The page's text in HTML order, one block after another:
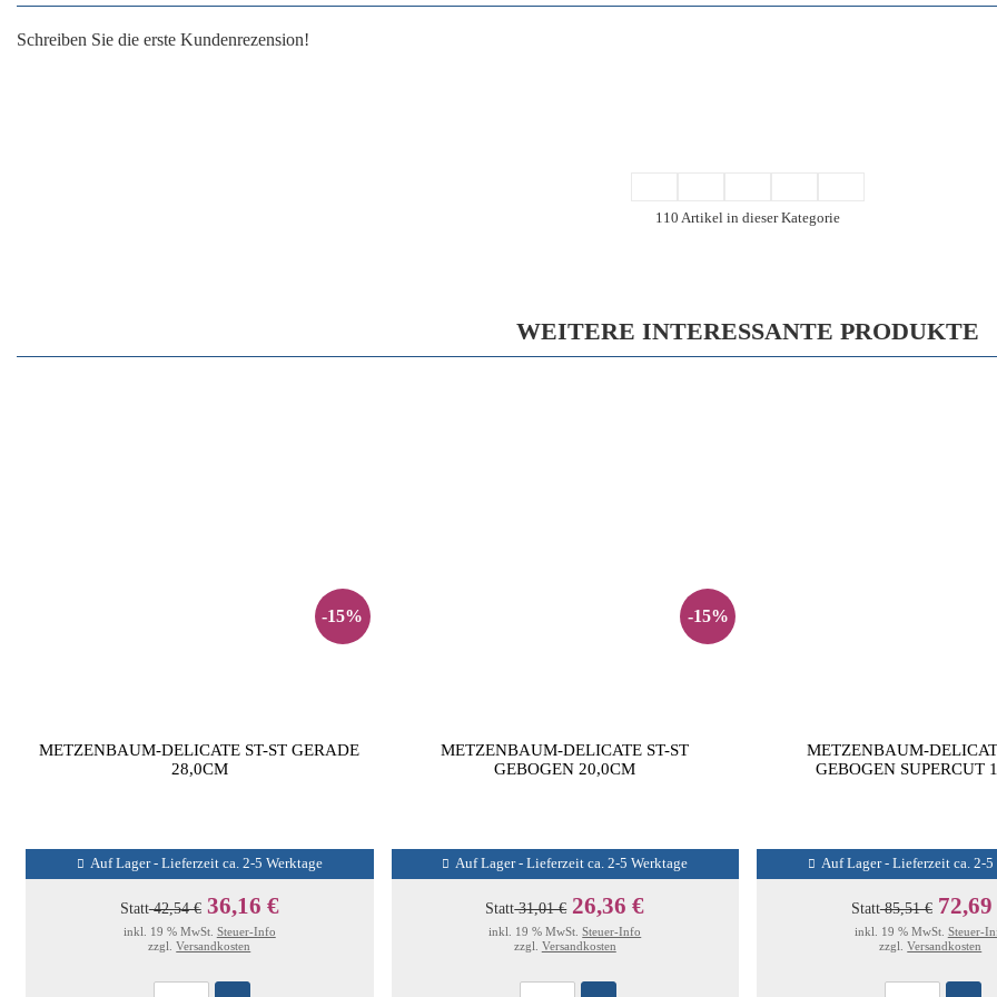
Schreiben Sie die erste Kundenrezension!
110 Artikel in dieser Kategorie
WEITERE INTERESSANTE PRODUKTE
-15%
METZENBAUM-DELICATE ST-ST GERADE
28,0CM
Auf Lager - Lieferzeit ca. 2-5 Werktage
Statt42,54 € 36,16 €
inkl. 19 % MwSt. Steuer-Info
zzgl.Versandkosten
-15%
METZENBAUM-DELICATE ST-ST
GEBOGEN 20,0CM
Auf Lager - Lieferzeit ca. 2-5 Werktage
Statt31,01 € 26,36 €
inkl. 19 % MwSt.Steuer-Info
zzgl. Versandkosten
METZENBAUM-
GEBOGEN SUPERCUT
Auf Lager - Lieferzeit ca. 2-5
Statt85,51 € 72,69
inkl. 19 % MwSt. Steuer-
zzgl.Versandkosten